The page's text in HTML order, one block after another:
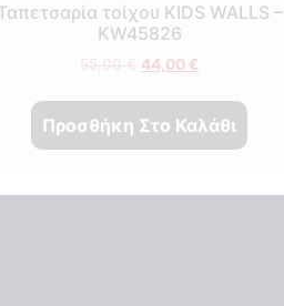
τοίχου KIDS WALLS –
KW45826
55,00€ 44,00 €
Προσθήκη Στο Καλάθι